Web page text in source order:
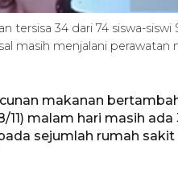
tersisa 34 dari 74 siswa-siswi
masih menjalani perawatan
makanan
malam hari masih
sejumlah rumah